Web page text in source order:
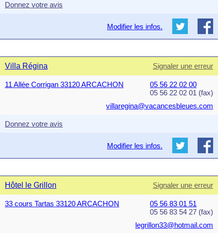
Donnez votre avis
Modifier les infos.
Villa Régina Signaler une erreur
11 Allée Corrigan 33120 ARCACHON
05 56 22 02 00
05 56 22 02 01 (fax)
villaregina@vacancesbleues.com
Donnez votre avis
Modifier les infos.
Hôtel le Grillon Signaler une erreur
33 cours Tartas 33120 ARCACHON
05 56 83 01 51
05 56 83 54 27 (fax)
legrillon33@hotmail.com